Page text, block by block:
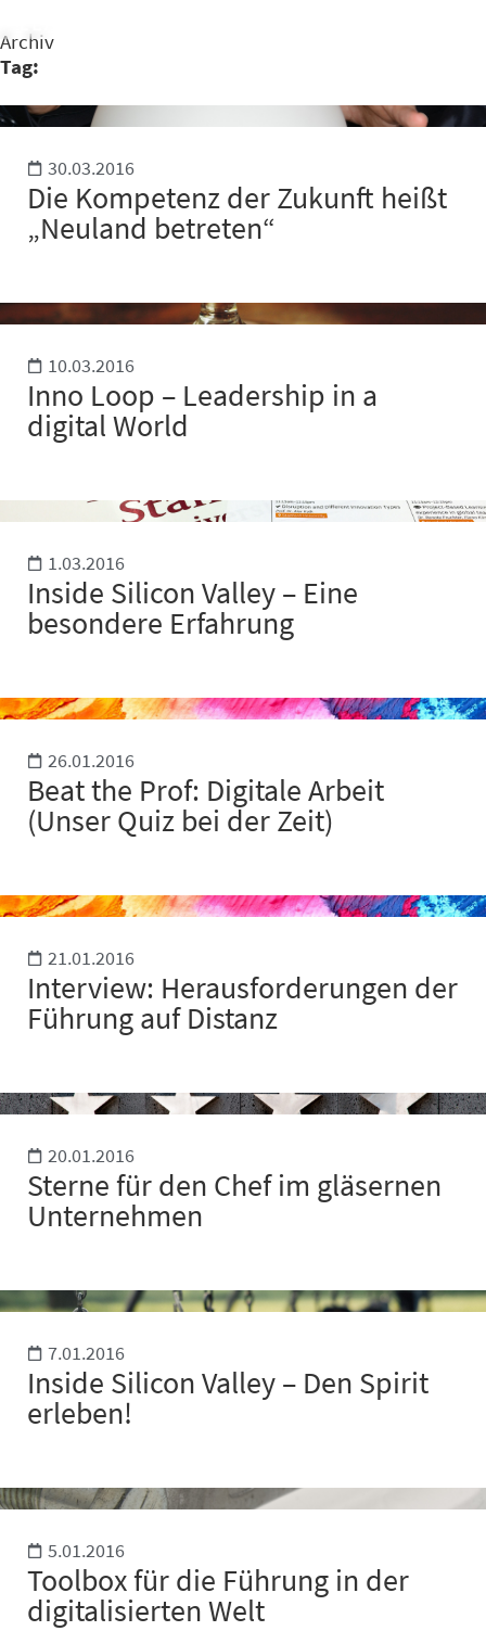
Archiv
Tag:
30.03.2016
Die Kompetenz der Zukunft heißt
„Neuland betreten“
10.03.2016
Inno Loop – Leadership in a
digital World
1.03.2016
Inside Silicon Valley – Eine
besondere Erfahrung
26.01.2016
Beat the Prof: Digitale Arbeit
(Unser Quiz bei der Zeit)
21.01.2016
Interview: Herausforderungen der
Führung auf Distanz
20.01.2016
Sterne für den Chef im gläsernen
Unternehmen
7.01.2016
Inside Silicon Valley – Den Spirit
erleben!
5.01.2016
Toolbox für die Führung in der
digitalisierten Welt